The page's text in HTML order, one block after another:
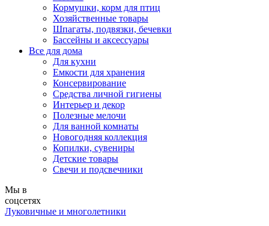
Кормушки, корм для птиц
Хозяйственные товары
Шпагаты, подвязки, бечевки
Бассейны и аксессуары
Все для дома
Для кухни
Емкости для хранения
Консервирование
Средства личной гигиены
Интерьер и декор
Полезные мелочи
Для ванной комнаты
Новогодняя коллекция
Копилки, сувениры
Детские товары
Свечи и подсвечники
Мы в
соцсетях
Луковичные и многолетники